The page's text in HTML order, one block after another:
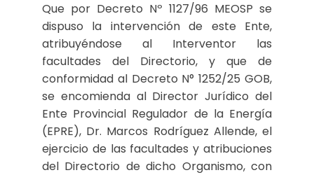
Que por Decreto Nº 1127/96 MEOSP se
dispuso la intervención de este Ente,
atribuyéndose al Interventor las
facultades del Directorio, y que de
conformidad al Decreto N° 1252/25 GOB,
se encomienda al Director Jurídico del
Ente Provincial Regulador de la Energía
(EPRE), Dr. Marcos Rodríguez Allende, el
ejercicio de las facultades y atribuciones
del Directorio de dicho Organismo, con